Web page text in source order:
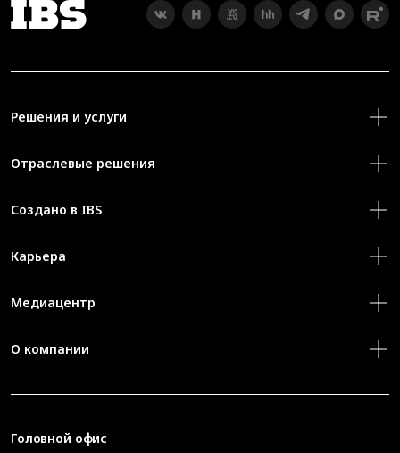
Решения и услуги
Отраслевые решения
Создано в IBS
Карьера
Медиацентр
О компании
Головной офис